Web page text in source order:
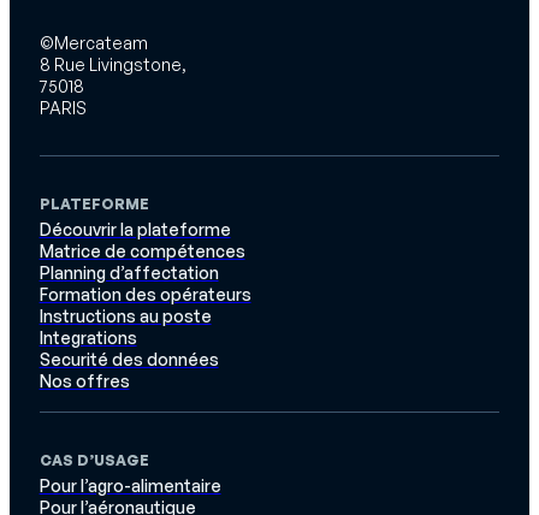
©Mercateam
8 Rue Livingstone,
75018
PARIS
PLATEFORME
Découvrir la plateforme
Matrice de compétences
Planning d’affectation
Formation des opérateurs
Instructions au poste
Integrations
Securité des données
Nos offres
CAS D’USAGE
Pour l’agro-alimentaire
Pour l’aéronautique